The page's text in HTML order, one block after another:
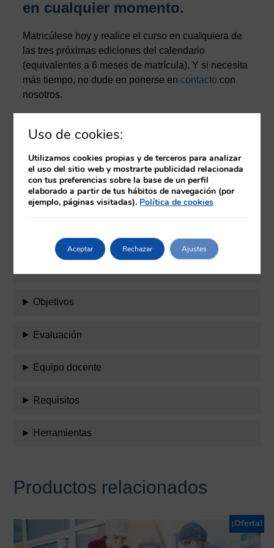
en cualquier momento.
Matricúlese hoy y realice el curso en cualquiera de
las tres próximas ediciones del calendario
(equivalentes a 6 meses de matrícula). Y si necesita
más tiempo, no dude en ponerse en contacto con
nosotros.
apto por el tutor, podrá descargar un certificado
y una vez finalizada la edición correspondiente, se
procederá a la emisión del diploma del curso
acreditado por la Comisión de Formación
Continuada de Profesionales Sanitarios. Este
Objetivos
Evaluación
Equipo docente
Requisitos
Herramientas
Productos relacionados
¡Oferta!
Uso de cookies:
Utilizamos cookies propias y de terceros para analizar
el uso del sitio web y mostrarte publicidad relacionada
con tus preferencias sobre la base de un perfil
elaborado a partir de tus hábitos de navegación (por
ejemplo, páginas visitadas). Política de cookies
Aceptar Rechazar Ajustes